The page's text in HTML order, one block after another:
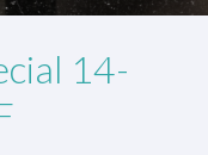
14-